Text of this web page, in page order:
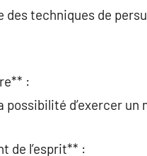
des techniques de
:
d’exercer un
de l’esprit** :